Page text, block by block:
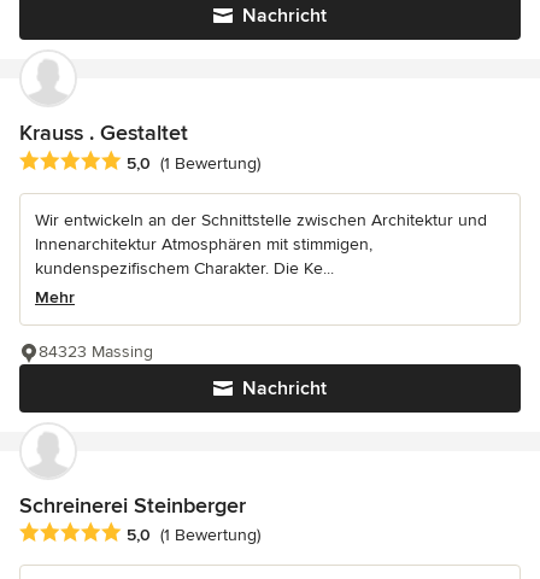
Nachricht
Krauss . Gestaltet
Durchschnittliche Bewertung: 5 von 5 Sternen
5,0 (1 Bewertung)
Wir entwickeln an der Schnittstelle zwischen Architektur und
Innenarchitektur Atmosphären mit stimmigen,
kundenspezifischem Charakter. Die Ke...
Mehr
Nachricht
84323 Massing
Schreinerei Steinberger
Durchschnittliche Bewertung: 5 von 5 Sternen
5,0 (1 Bewertung)